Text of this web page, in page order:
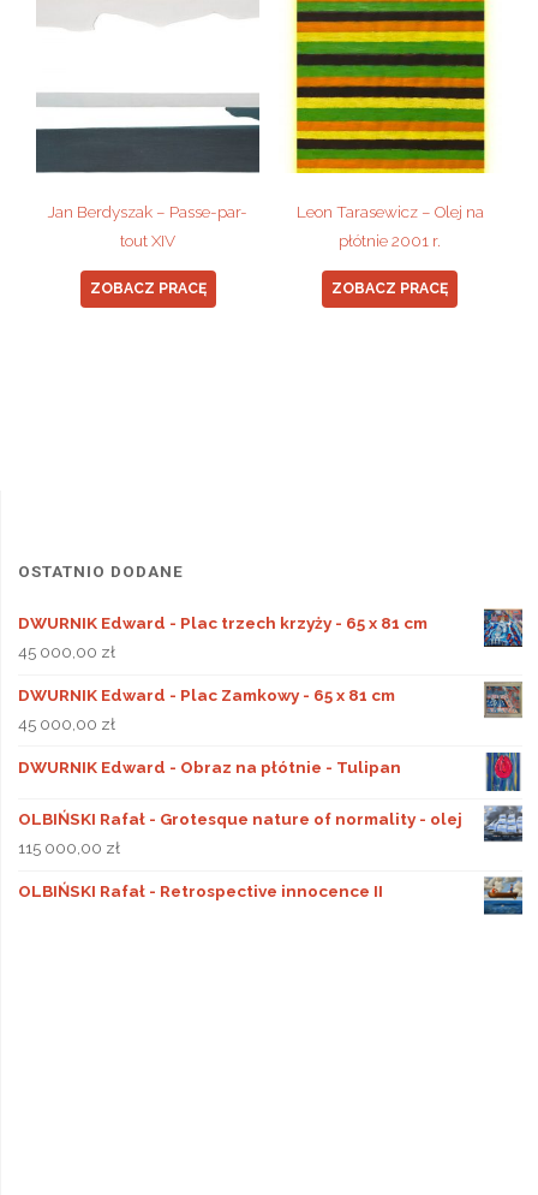
Jan Berdyszak – Passe-par-
tout XIV
ZOBACZ PRACĘ
Leon Tarasewicz – Olej na
płótnie 2001 r.
ZOBACZ PRACĘ
OSTATNIO DODANE
DWURNIK Edward - Plac trzech krzyży - 65 x 81 cm
45 000,00 zł
DWURNIK Edward - Plac Zamkowy - 65 x 81 cm
45 000,00 zł
DWURNIK Edward - Obraz na płótnie - Tulipan
OLBIŃSKI Rafał - Grotesque nature of normality - olej
115 000,00 zł
OLBIŃSKI Rafał - Retrospective innocence II